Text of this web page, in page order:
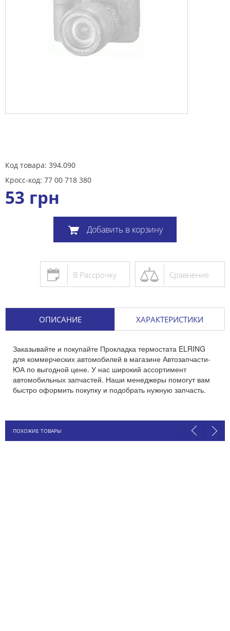
Код товара: 394.090
Кросс-код: 77 00 718 380
53 грн
Добавить в корзину
Сравнение
В Рассрочку
ОПИСАНИЕ ХАРАКТЕРИСТИКИ
Заказывайте и покупайте Прокладка термостата ELRING
для коммерческих автомобилей в магазине Автозапчасти-
ЮА по выгодной цене. У нас широкий ассортимент
автомобильных запчастей. Наши менеджеры помогут вам
быстро оформить покупку и подобрать нужную запчасть.
ПОХОЖИЕ ТОВАРЫ